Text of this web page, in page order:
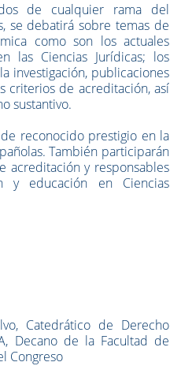
de cualquier rama del
se debatirá sobre temas de
como son los actuales
las Ciencias Jurídicas; los
investigación, publicaciones
criterios de acreditación, así
sustantivo.
reconocido prestigio en la
También participarán
acreditación y responsables
y educación en Ciencias
Catedrático de Derecho
Decano de la Facultad de
Congreso